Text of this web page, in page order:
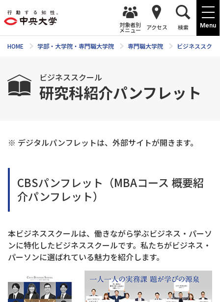
Menu
対象者別
メニュー アクセス 検索
HOME 学部・大学院・専門職大学院 専門職大学院 ビジネススクー
ビジネススクール
研究科紹介パンフレット
※ デジタルパンフレットは、外部サイトが開きます。
CBSパンフレット（MBAコース 概要紹
介パンフレット）
本ビジネススクールは、働きながら学ぶビジネス・パーソ
ンに特化したビジネススクールです。私たちがビジネス・
パーソンに選ばれている魅力を紹介します。